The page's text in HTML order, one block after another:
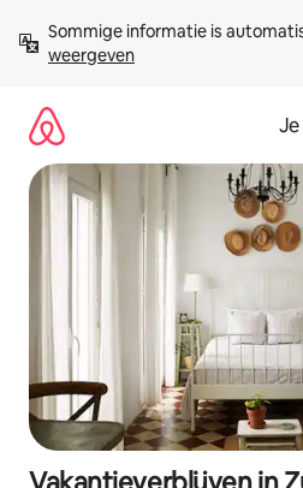
direct
naar
Sommige informatie is
weergeven